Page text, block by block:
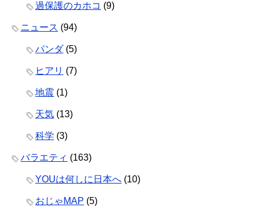
過保護のカホコ (9)
ニュース (94)
パンダ(5)
ヒアリ (7)
地震 (1)
天気 (13)
科学 (3)
バラエティ (163)
YOUは何しに日本へ (10)
おじゃMAP (5)